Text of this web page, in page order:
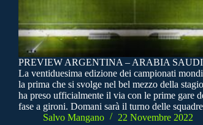
PREVIEW ARGENTINA – ARABIA
La ventiduesima edizione dei campionati
la prima che si svolge nel bel mezzo della
ha preso ufficialmente il via con le prime gare
fase a gironi. Domani sarà il turno delle
Salvo Mangano
22 Novembre 2022